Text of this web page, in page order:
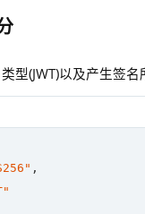
型(JWT)以及产生签名
,